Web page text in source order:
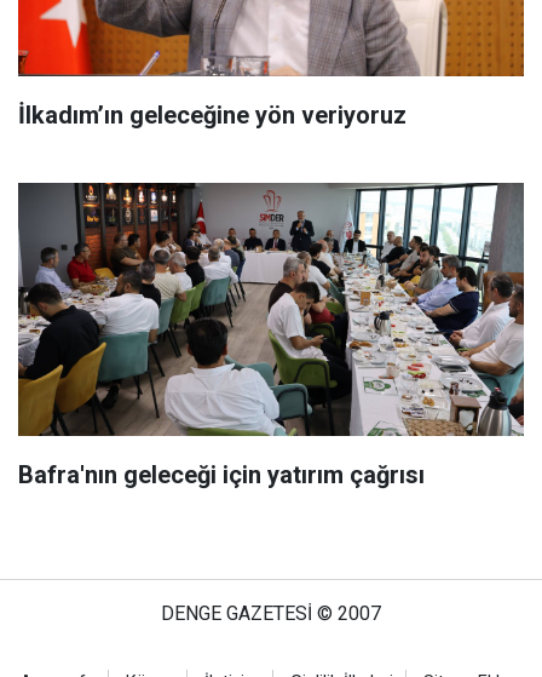
İlkadım’ın geleceğine yön veriyoruz
Bafra'nın geleceği için yatırım çağrısı
DENGE GAZETESİ © 2007